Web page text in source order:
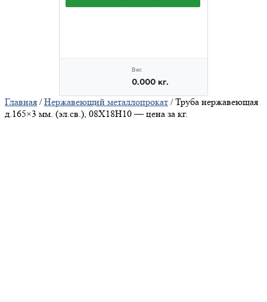
Главная /Нержавеющий металлопрокат / Труба нержавеющая
д.165×3 мм. (эл.св.), 08Х18Н10 — цена за кг.